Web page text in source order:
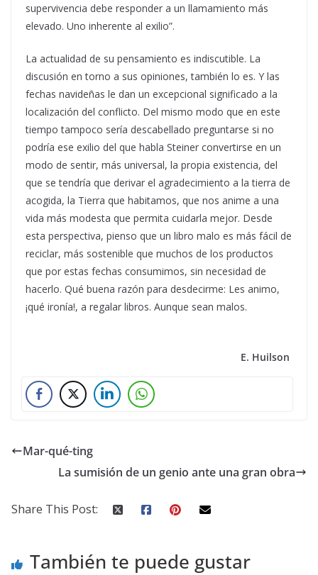
supervivencia debe responder a un llamamiento más
elevado. Uno inherente al exilio”.
La actualidad de su pensamiento es indiscutible. La
discusión en torno a sus opiniones, también lo es. Y las
fechas navideñas le dan un excepcional significado a la
localización del conflicto. Del mismo modo que en este
tiempo tampoco sería descabellado preguntarse si no
podría ese exilio del que habla Steiner convertirse en un
modo de sentir, más universal, la propia existencia, del
que se tendría que derivar el agradecimiento a la tierra de
acogida, la Tierra que habitamos, que nos anime a una
vida más modesta que permita cuidarla mejor. Desde
esta perspectiva, pienso que un libro malo es más fácil de
reciclar, más sostenible que muchos de los productos
que por estas fechas consumimos, sin necesidad de
hacerlo. Qué buena razón para desdecirme: Les animo,
¡qué ironía!, a regalar libros. Aunque sean malos.
E. Huilson
Mar-qué-ting
La sumisión de un genio ante una gran obra
Share This Post:
También te puede gustar